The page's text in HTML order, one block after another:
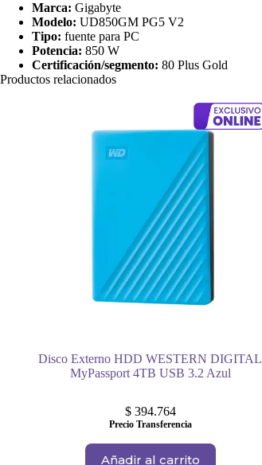
Marca: Gigabyte
Modelo: UD850GM PG5 V2
Tipo: fuente para PC
Potencia: 850 W
Certificación/segmento: 80 Plus Gold
Productos relacionados
Disco Externo HDD WESTERN DIGITAL
MyPassport 4TB USB 3.2 Azul
$394.764
Precio Transferencia
Añadir al carrito